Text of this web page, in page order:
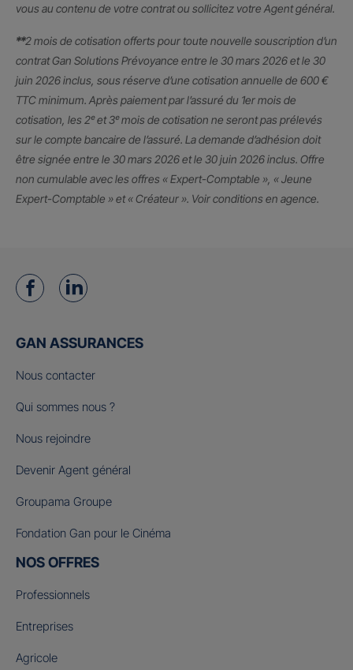
vous au contenu de votre contrat ou sollicitez votre Agent général.
**2 mois de cotisation offerts pour toute nouvelle souscription d’un
contrat Gan Solutions Prévoyance entre le 30 mars 2026 et le 30
juin 2026 inclus, sous réserve d’une cotisation annuelle de 600 €
TTC minimum. Après paiement par l’assuré du 1er mois de
cotisation, les 2ᵉ et 3ᵉ mois de cotisation ne seront pas prélevés
sur le compte bancaire de l’assuré. La demande d’adhésion doit
être signée entre le 30 mars 2026 et le 30 juin 2026 inclus. Offre
non cumulable avec les offres « Expert-Comptable », « Jeune
Expert-Comptable » et « Créateur ». Voir conditions en agence.
GAN ASSURANCES
Nous contacter
Qui sommes nous ?
Nous rejoindre
Devenir Agent général
Groupama Groupe
Fondation Gan pour le Cinéma
NOS OFFRES
Professionnels
Entreprises
Agricole